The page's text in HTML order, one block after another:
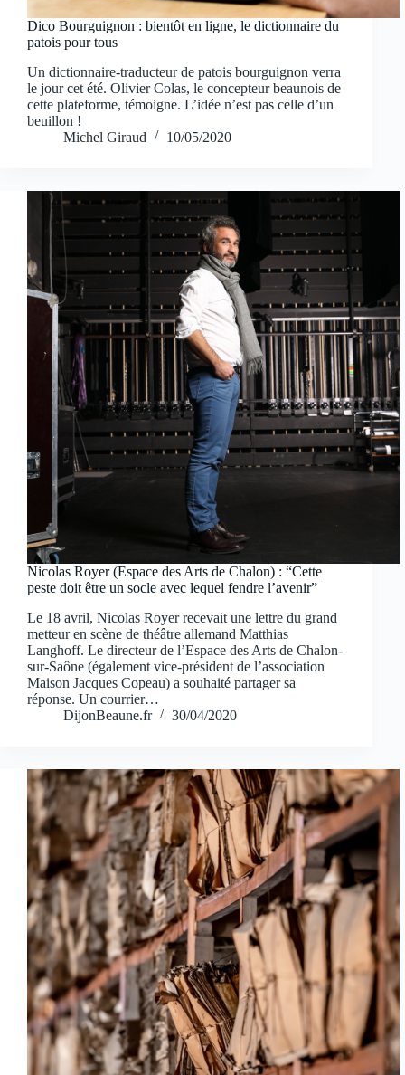
Dico Bourguignon : bientôt en ligne, le dictionnaire du
patois pour tous
Un dictionnaire-traducteur de patois bourguignon verra
le jour cet été. Olivier Colas, le concepteur beaunois de
cette plateforme, témoigne. L’idée n’est pas celle d’un
beuillon !
Michel Giraud
10/05/2020
Nicolas Royer (Espace des Arts de Chalon) : “Cette
peste doit être un socle avec lequel fendre l’avenir”
Le 18 avril, Nicolas Royer recevait une lettre du grand
metteur en scène de théâtre allemand Matthias
Langhoff. Le directeur de l’Espace des Arts de Chalon-
sur-Saône (également vice-président de l’association
Maison Jacques Copeau) a souhaité partager sa
réponse. Un courrier…
DijonBeaune.fr
30/04/2020